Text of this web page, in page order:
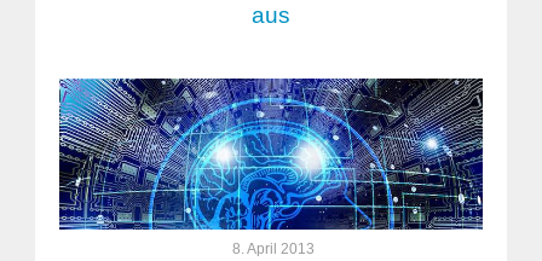
aus
8. April 2013